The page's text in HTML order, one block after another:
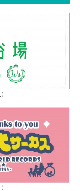
）
）